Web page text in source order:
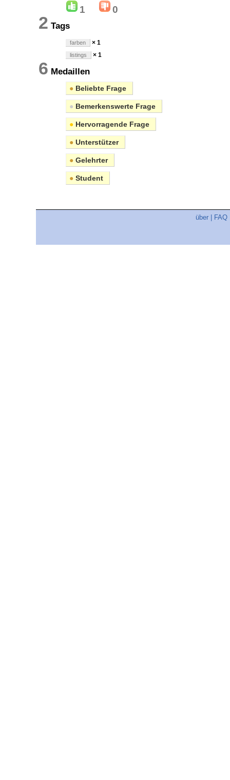
1 0
2 Tags
farben × 1
listings × 1
6 Medaillen
● Beliebte Frage
● Bemerkenswerte Frage
● Hervorragende Frage
● Unterstützer
● Gelehrter
● Student
über FAQ